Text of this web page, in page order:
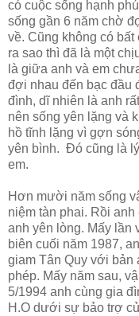
có cuộc sống hạnh
sống gần 6 năm chờ
về. Cũng không có
ra sao thì đã là một
là giữa anh và em
đợi nhau đến bạc đầu
đình, dĩ nhiên là anh
nên sống yên lặng và
hồ tĩnh lặng vì gợn
yên bình. Đó cũng là
em.
Hơn mười năm sống
niệm tàn phai. Rồi
anh yên lòng. Mấy lần
biên cuối năm 1987,
giam Tân Quy với bản
phép. Mấy năm sau,
5/1994 anh cùng gia
H.O dưới sự bảo trợ